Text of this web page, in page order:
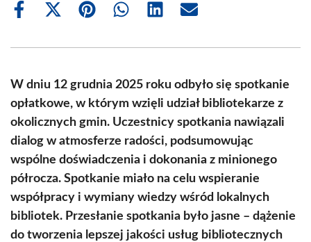
Share
Share
(Twitter)
Share Share Share Share
W dniu 12 grudnia 2025 roku odbyło się spotkanie
opłatkowe, w którym wzięli udział bibliotekarze z
okolicznych gmin. Uczestnicy spotkania nawiązali
dialog w atmosferze radości, podsumowując
wspólne doświadczenia i dokonania z minionego
półrocza. Spotkanie miało na celu wspieranie
współpracy i wymiany wiedzy wśród lokalnych
bibliotek. Przesłanie spotkania było jasne – dążenie
do tworzenia lepszej jakości usług bibliotecznych